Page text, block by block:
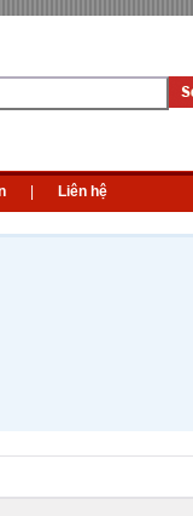
Liên hệ